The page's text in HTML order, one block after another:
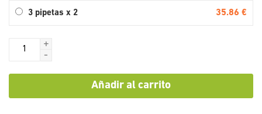
3 pipetas x 2 35.86 €
+
-
Añadir al carrito